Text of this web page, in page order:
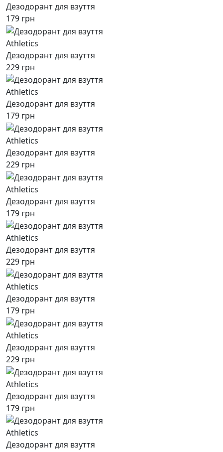
Дезодорант для взуття
179 грн
Athletics
Дезодорант для взуття
229 грн
Athletics
Дезодорант для взуття
179 грн
Athletics
Дезодорант для взуття
229 грн
Athletics
Дезодорант для взуття
179 грн
Athletics
Дезодорант для взуття
229 грн
Athletics
Дезодорант для взуття
179 грн
Athletics
Дезодорант для взуття
229 грн
Athletics
Дезодорант для взуття
179 грн
Athletics
Дезодорант для взуття